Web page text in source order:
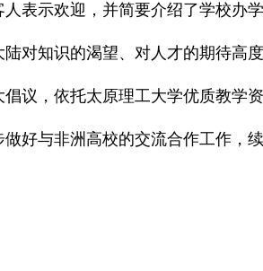
表示欢迎，并简要介绍了学校办
对知识的渴望、对人才的期待高
议，依托太原理工大学优质教学
好与非洲高校的交流合作工作，